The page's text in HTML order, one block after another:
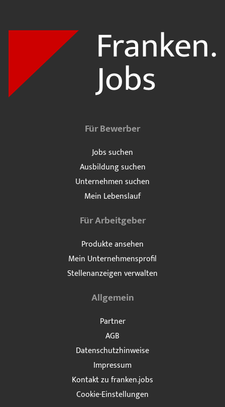
Für Bewerber
Jobs suchen
Ausbildung suchen
Unternehmen suchen
Mein Lebenslauf
Für Arbeitgeber
Produkte ansehen
Mein Unternehmensprofil
Stellenanzeigen verwalten
Allgemein
Partner
AGB
Datenschutzhinweise
Impressum
Kontakt zu franken.jobs
Cookie-Einstellungen